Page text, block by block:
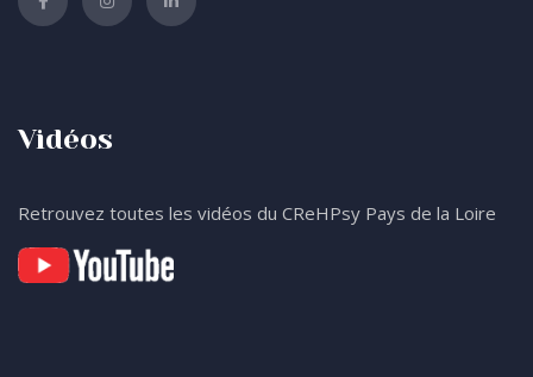
Vidéos
Retrouvez toutes les vidéos du CReHPsy Pays de la Loire